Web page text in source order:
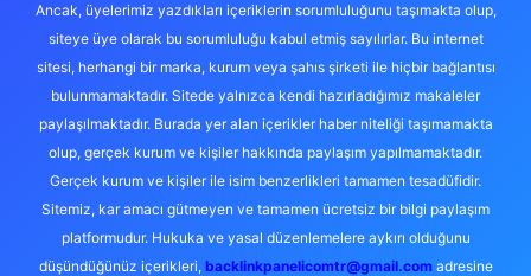
Ancak, üyelerimiz yazdıkları içeriklerin sorumluluğunu taşımakta olup,
siteye üye olarak bu sorumluluğu kabul etmiş sayılırlar. Bu internet
sitesi, herhangi bir marka, kurum veya şahıs şirketi ile hiçbir bağlantısı
bulunmamaktadır. Sitede yalnızca kendi hazırladığımız makaleler
paylaşılmaktadır. Burada yer alan içerikler haber niteliği taşımamakta
olup, gerçek kurum ve kişiler hakkında paylaşım yapılmamaktadır.
Gerçek kurum ve kişiler ile isim benzerlikleri tamamen tesadüfidir.
Sitemiz, kar amacı gütmeyen ve tamamen ücretsiz bir bilgi paylaşım
platformudur. Hukuka ve yasal düzenlemelere aykırı olduğunu
düşündüğünüz içerikleri, backlinkpanelicomtr@gmail.comadresine